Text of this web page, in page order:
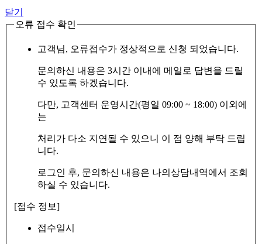
닫기
오류 접수 확인
고객님, 오류접수가 정상적으로 신청 되었습니다.
문의하신 내용은 3시간 이내에 메일로 답변을 드릴
수 있도록 하겠습니다.
다만, 고객센터 운영시간(평일 09:00 ~ 18:00) 이외에
는
처리가 다소 지연될 수 있으니 이 점 양해 부탁 드립
니다.
로그인 후, 문의하신 내용은 나의상담내역에서 조회
하실 수 있습니다.
[접수 정보]
접수일시